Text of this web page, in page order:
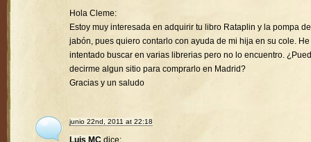
Hola Cleme:
Estoy muy interesada en adquirir tu libro Rataplin y la pompa de
jabón, pues quiero contarlo con ayuda de mi hija en su cole. He
intentado buscar en varias librerias pero no lo encuentro.
decirme algun sitio para comprarlo en Madrid?
Gracias y un saludo
junio 22nd, 2011 at 22:18